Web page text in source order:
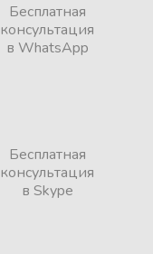
Бесплатная
консультация
в WhatsApp
Бесплатная
консультация
в Skype